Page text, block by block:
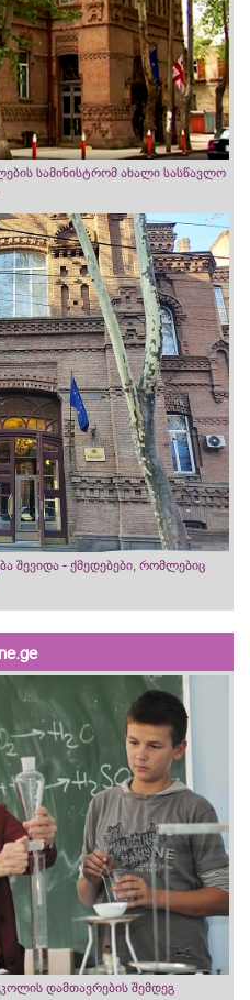
სამინისტრომ ახალი სასწავლო
შევიდა - ქმედებები, რომლებიც
დამთავრების შემდეგ